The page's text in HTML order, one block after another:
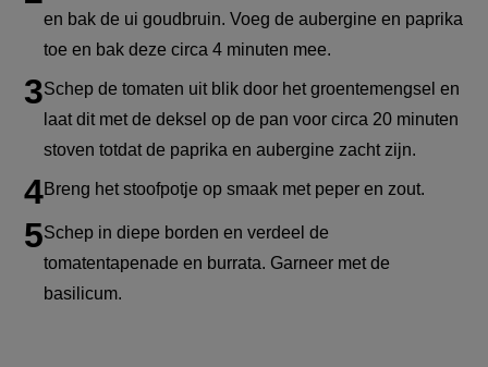
en bak de ui goudbruin. Voeg de aubergine en paprika
toe en bak deze circa 4 minuten mee.
Schep de tomaten uit blik door het groentemengsel en
laat dit met de deksel op de pan voor circa 20 minuten
stoven totdat de paprika en aubergine zacht zijn.
Breng het stoofpotje op smaak met peper en zout.
Schep in diepe borden en verdeel de
tomatentapenade en burrata. Garneer met de
basilicum.